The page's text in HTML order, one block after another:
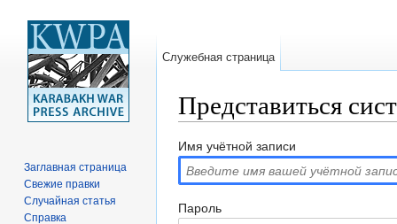
Представиться
Имя учётной записи
Пароль
Служебная страница
Заглавная страница
Свежие правки
Случайная статья
Справка